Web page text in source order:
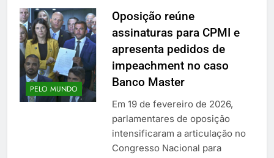
PELO MUNDO
Oposição reúne
assinaturas para CPMI e
apresenta pedidos de
impeachment no caso
Banco Master
Em 19 de fevereiro de 2026,
parlamentares de oposição
intensificaram a articulação no
Congresso Nacional para